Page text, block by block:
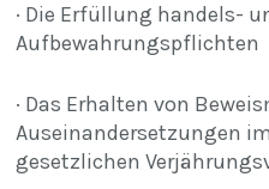
· Die Erfüllung handels-
Aufbewahrungspflichten
· Das Erhalten von
Auseinandersetzungen
gesetzlichen